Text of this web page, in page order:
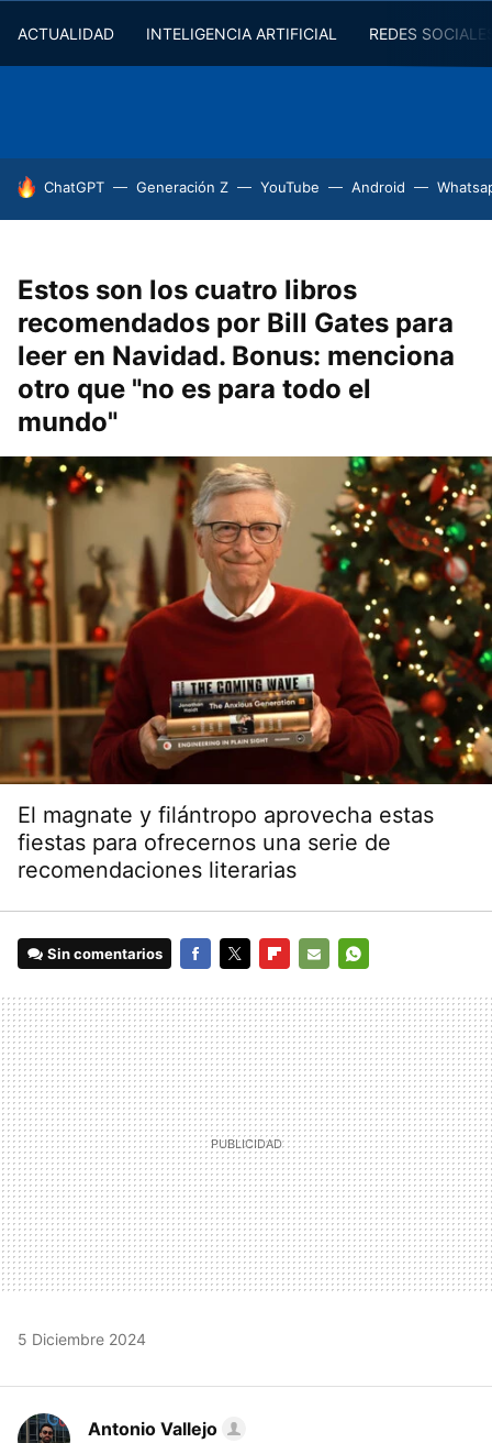
ACTUALIDAD INTELIGENCIA ARTIFICIAL REDES
HOY SE HABLA DE
ChatGPT Generación Z YouTube Android
Estos son los cuatro libros
recomendados por Bill Gates para
leer en Navidad. Bonus: menciona
otro que "no es para todo el
mundo"
El magnate y filántropo aprovecha estas
fiestas para ofrecernos una serie de
recomendaciones literarias
Sin comentarios
MAIL
5 Diciembre 2024
Antonio Vallejo